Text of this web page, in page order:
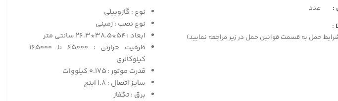
:
عدد
:
شرایط حمل به قسمت قوانین حمل در زیر مراجعه نمایید)
نوع : گازوییلی
نوع نصب : زمینی
ابعاد : ۵۴*۳۸.۵*۲۶.۳ سانتی متر
ظرفیت حرارتی : ۶۵۰۰۰ تا ۱۶۵۰۰۰
کیلوکالری
قدرت موتور : ۰.۱۷۵ کیلووات
سایز اتصال : ۱.۸ اینچ
برق : تکفاز